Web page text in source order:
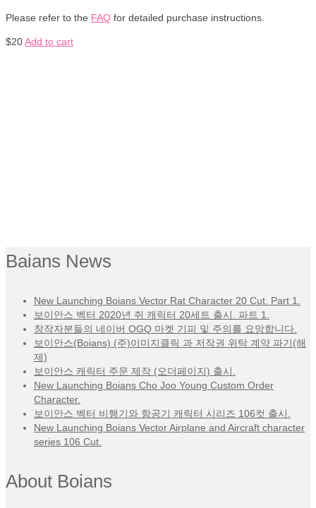
Please refer to the FAQ for detailed purchase instructions.
$20Add to cart
Baians News
New Launching Boians Vector Rat Character 20 Cut. Part 1.
보이안스 벡터 2020년 쥐 캐릭터 20세트 출시. 파트 1.
창작자분들의 네이버 OGQ 마켓 기피 및 주의를 요망합니다.
보이안스(Boians) (주)이미지클릭 과 저작권 위탁 계약 파기(해
제)
보이안스 캐릭터 주문 제작 (오더페이지) 출시.
New Launching Boians Cho Joo Young Custom Order
Character.
보이안스 벡터 비행기와 항공기 캐릭터 시리즈 106컷 출시.
New Launching Boians Vector Airplane and Aircraft character
series 106 Cut.
About Boians